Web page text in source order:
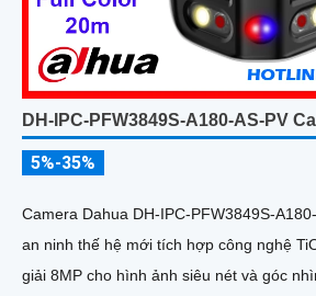
DH-IPC-PFW3849S-A180-AS-PV
5%-35%
Camera Dahua DH-IPC-PFW3849S-
an ninh thế hệ mới tích hợp công nghệ
giải 8MP cho hình ảnh siêu nét và góc nhìn